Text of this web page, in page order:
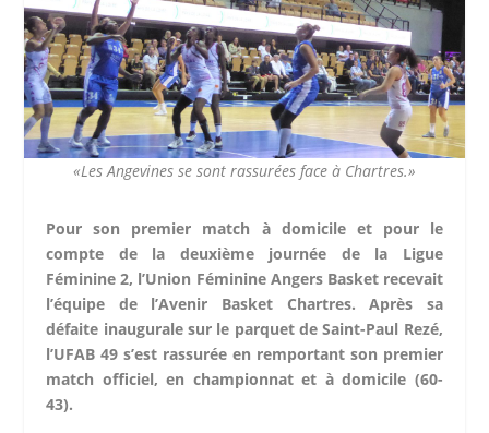
«Les Angevines se sont rassurées face à Chartres.»
Pour son premier match à domicile et pour le
compte de la deuxième journée de la Ligue
Féminine 2, l’Union Féminine Angers Basket recevait
l’équipe de l’Avenir Basket Chartres. Après sa
défaite inaugurale sur le parquet de Saint-Paul Rezé,
l’UFAB 49 s’est rassurée en remportant son premier
match officiel, en championnat et à domicile (60-
43).